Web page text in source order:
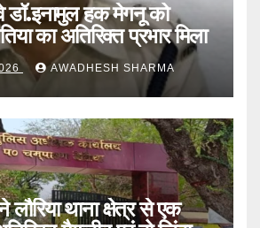
डॉ.इनामुल हक मेगनू को
का अतिरिक्त प्रभार मिला
AWADHESH SHARMA
लौरिया थाना क्षेत्र से एक